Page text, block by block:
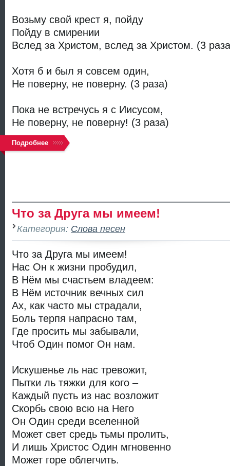
Возьму свой крест я, пойду
Пойду в смирении
Вслед за Христом, вслед за Христом. (3
Хотя б и был я совсем один,
Не поверну, не поверну. (3 раза)
Пока не встречусь я с Иисусом,
Не поверну, не поверну! (3 раза)
Подробнее
Что за Друга мы имеем!
Категория: Слова песен
Что за Друга мы имеем!
Нас Он к жизни пробудил,
В Нём мы счастьем владеем:
В Нём источник вечных сил
Ах, как часто мы страдали,
Боль терпя напрасно там,
Где просить мы забывали,
Чтоб Один помог Он нам.
Искушенье ль нас тревожит,
Пытки ль тяжки для кого –
Каждый пусть из нас возложит
Скорбь свою всю на Него
Он Один среди вселенной
Может свет средь тьмы пролить,
И лишь Христос Один мгновенно
Может горе облегчить.